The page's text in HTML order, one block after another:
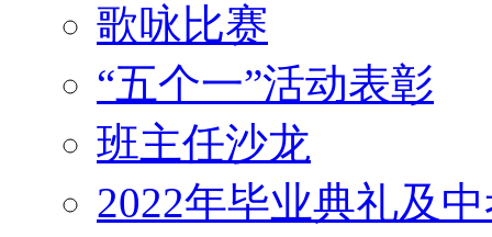
歌咏比赛
“五个一”活动表彰
班主任沙龙
2022年毕业典礼及